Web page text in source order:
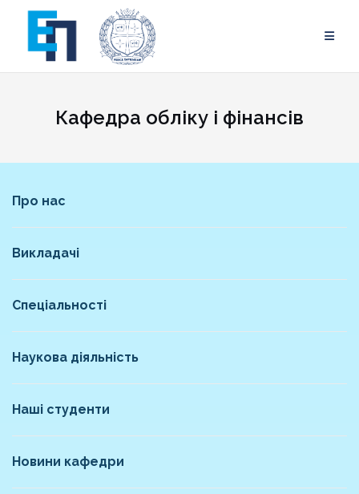
content
Кафедра обліку і фінансів
Про нас
Викладачі
Спеціальності
Наукова діяльність
Наші студенти
Новини кафедри